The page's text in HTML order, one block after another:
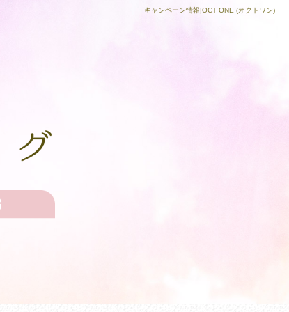
キャンペーン情報|OCT ONE (オクトワン)